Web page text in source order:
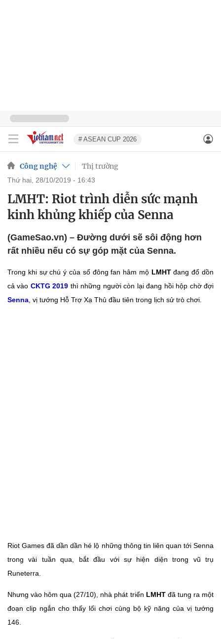
# ASEAN CUP 2026
Công nghệ Thị trường
thứ hai, 28/10/2019 - 16:43
LMHT: Riot trình diễn sức mạnh
kinh khủng khiếp của Senna
(GameSao.vn) – Đường dưới sẽ sôi động hơn
rất nhiều nếu có sự góp mặt của Senna.
Trong khi sự chú ý của số đông fan hâm mộ LMHTđang đổ dồn
cả vào CKTG 2019 thì những người còn lại đang hồi hộp chờ đợi
Senna , vị tướng Hỗ Trợ Xạ Thủ đầu tiên trong lịch sử trò chơi.
Riot Games đã dần dần hé lộ những thông tin liên quan tới Senna
trong vài tuần qua, bắt đầu với sự hiện diện trong vũ trụ
Runeterra.
Nhưng vào hôm qua (27/10), nhà phát triển LMHTđã tung ra một
đoạn clip ngắn cho thấy lối chơi cùng bộ kỹ năng của vị tướng
146.